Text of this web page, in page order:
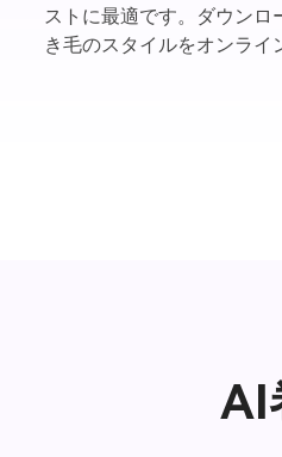
ストに最適です。ダウンロ
き毛のスタイルをオンライ
AI